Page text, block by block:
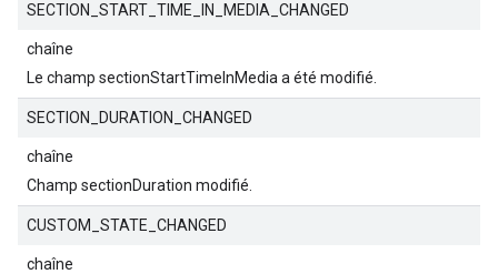
SECTION_START_TIME_IN_MEDIA_CHANGED
chaîne
Le champ sectionStartTimeInMedia a été modifié.
SECTION_DURATION_CHANGED
chaîne
Champ sectionDuration modifié.
CUSTOM_STATE_CHANGED
chaîne